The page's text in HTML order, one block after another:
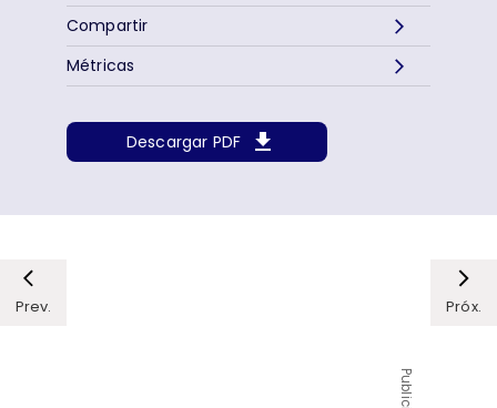
Descargar PDF
Métricas
Compartir
Prev. Próx.